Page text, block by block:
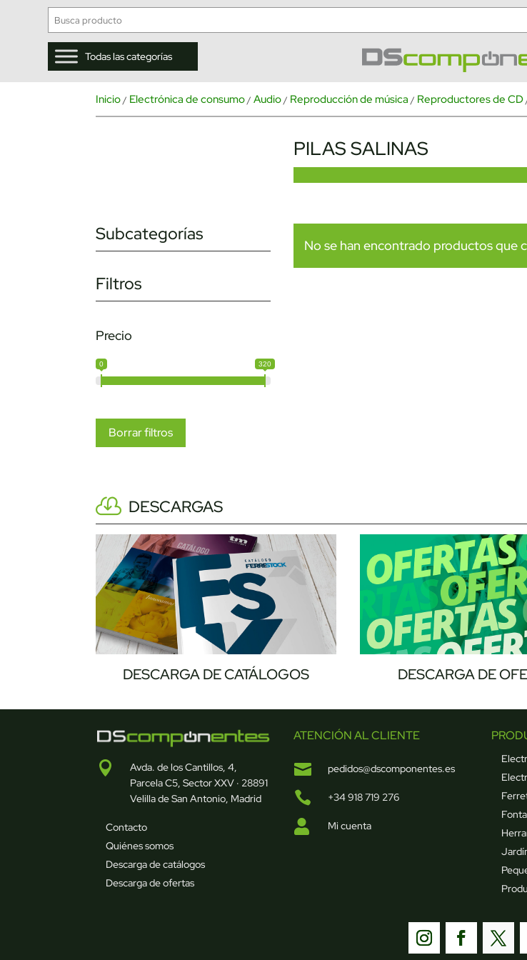
Todas las categorías
Inicio/ Electrónica de consumo/Audio/ Reproducción de música / Reproductores de CD
PILAS SALINAS
Subcategorías
Filtros
Precio
0 320
Borrar filtros
No se han encontrado productos que
DESCARGAS
DESCARGA DE CATÁLOGOS DESCARGA DE

Avda. de los Cantillos, 4,
Parcela C5, Sector XXV · 28891
Velilla de San Antonio, Madrid
Contacto
Quiénes somos
Descarga de catálogos
Descarga de ofertas
ATENCIÓN AL CLIENTE
 pedidos@dscomponentes.es
 +34 918 719 276
 Mi cuenta